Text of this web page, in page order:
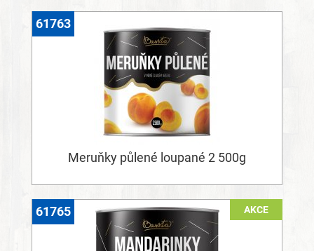
Meruňky půlené loupané 2 500g
61763
AKCE
61765